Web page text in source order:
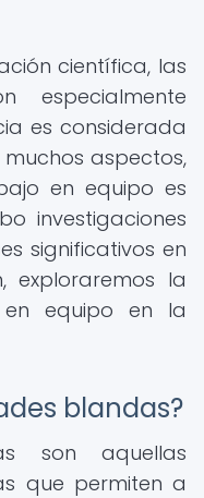
científica, las
especialmente
es considerada
aspectos,
en equipo es
investigaciones
significativos en
exploraremos la
equipo en la
blandas?
son aquellas
que permiten a